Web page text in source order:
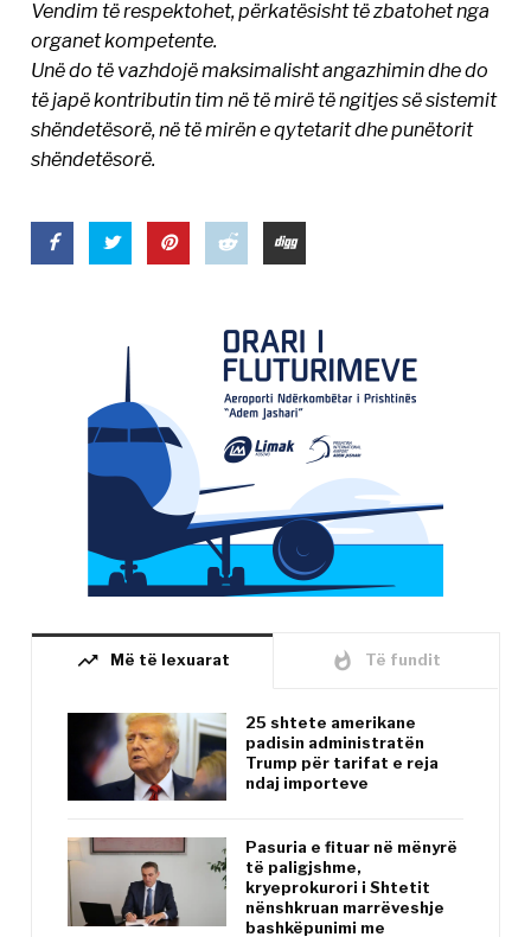
Vendim të respektohet, përkatësisht të zbatohet nga
organet kompetente.
Unë do të vazhdojë maksimalisht angazhimin dhe do
të japë kontributin tim në të mirë të ngitjes së sistemit
shëndetësorë, në të mirën e qytetarit dhe punëtorit
shëndetësorë.
trending_up Më të lexuarat whatshot Të fundit
25 shtete amerikane
padisin administratën
Trump për tarifat e reja
ndaj importeve
Pasuria e fituar në mënyrë
të paligjshme,
kryeprokurori i Shtetit
nënshkruan marrëveshje
bashkëpunimi me